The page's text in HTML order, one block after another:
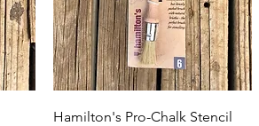
Schnellansicht
Hamilton's Pro-Chalk Stencil